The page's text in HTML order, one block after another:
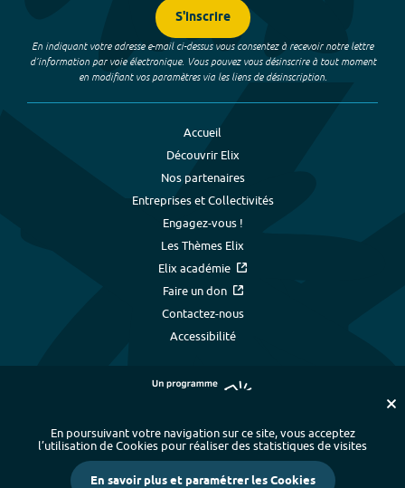
S'inscrire
En indiquant votre adresse e-mail ci-dessus vous consentez à recevoir notre lettre
d’information par voie électronique. Vous pouvez vous désinscrire à tout moment
en modifiant vos paramètres via les liens de désinscription.
Accueil
Découvrir Elix
Nos partenaires
Entreprises et Collectivités
Engagez-vous !
Les Thèmes Elix
Elix académie
Faire un don
Contactez-nous
Accessibilité
Plan du site - Index alphabétique
-
Mentions légales et données personnelles
- Paramétrer les cookies
En poursuivant votre navigation sur ce site, vous acceptez
l’utilisation de Cookies pour réaliser des statistiques de visites
En savoir plus et paramétrer les Cookies